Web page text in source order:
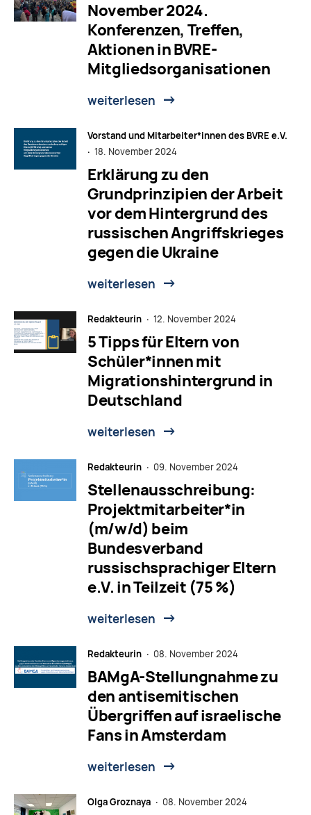
November 2024.
Konferenzen, Treffen,
Aktionen in BVRE-
Mitgliedsorganisationen
weiterlesen
Vorstand und Mitarbeiter*innen des BVRE e.V.
· 18. November 2024
Erklärung zu den
Grundprinzipien der Arbeit
vor dem Hintergrund des
russischen Angriffskrieges
gegen die Ukraine
weiterlesen
Redakteurin · 12. November 2024
5 Tipps für Eltern von
Schüler*innen mit
Migrationshintergrund in
Deutschland
weiterlesen
Redakteurin · 09. November 2024
Stellenausschreibung:
Projektmitarbeiter*in
(m/w/d) beim
Bundesverband
russischsprachiger Eltern
e.V. in Teilzeit (75 %)
weiterlesen
Redakteurin · 08. November 2024
BAMgA-Stellungnahme zu
den antisemitischen
Übergriffen auf israelische
Fans in Amsterdam
weiterlesen
Olga Groznaya · 08. November 2024